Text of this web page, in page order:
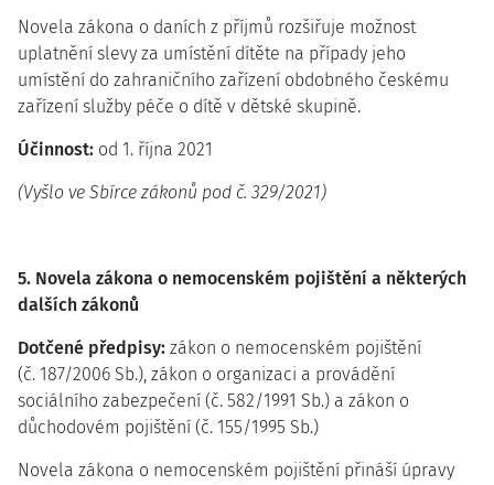
Novela zákona o daních z příjmů rozšiřuje možnost
uplatnění slevy za umístění dítěte na případy jeho
umístění do zahraničního zařízení obdobného českému
zařízení služby péče o dítě v dětské skupině.
Účinnost: od 1. října 2021
(Vyšlo ve Sbírce zákonů pod č. 329/2021)
5. Novela zákona o nemocenském pojištění a některých
dalších zákonů
Dotčené předpisy: zákon o nemocenském pojištění
(č. 187/2006 Sb.), zákon o organizaci a provádění
sociálního zabezpečení (č. 582/1991 Sb.) a zákon o
důchodovém pojištění (č. 155/1995 Sb.)
Novela zákona o nemocenském pojištění přináší úpravy